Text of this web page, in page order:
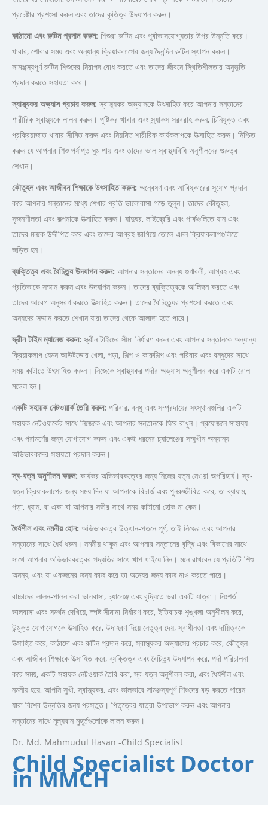
প্রচেষ্টার প্রশংসা করুন এবং তাদের কৃতিত্ব উদযাপন করুন।
কাঠামোএবংরুটিনপ্রদানকরুন: শিশুরা রুটিন এবং পূর্বাভাসযোগ্যতার উপর উন্নতি করে।
খাবার, শোবার সময় এবং অন্যান্য ক্রিয়াকলাপের জন্য দৈনন্দিন রুটিন স্থাপন করুন।
সামঞ্জস্যপূর্ণ রুটিন শিশুদের নিরাপদ বোধ করতে এবং তাদের জীবনে স্থিতিশীলতার অনুভূতি
প্রদান করতে সহায়তা করে।
স্বাস্থ্যকর অভ্যাসপ্রচার করুন: স্বাস্থ্যকর অভ্যাসকে উৎসাহিত করে আপনার সন্তানের
শারীরিক স্বাস্থ্যকে লালন করুন। পুষ্টিকর খাবার এবং স্ন্যাকস সরবরাহ করুন, চিনিযুক্ত এবং
প্রক্রিয়াজাত খাবার সীমিত করুন এবং নিয়মিত শারীরিক কার্যকলাপকে উত্সাহিত করুন। নিশ্চিত
করুন যে আপনার শিশু পর্যাপ্ত ঘুম পায় এবং তাদের ভাল স্বাস্থ্যবিধি অনুশীলনের গুরুত্ব
শেখান।
কৌতূহল এবং আজীবন শিক্ষাকে উৎসাহিত করুন: অন্বেষণ এবং আবিষ্কারের সুযোগ প্রদান
করে আপনার সন্তানের মধ্যে শেখার প্রতি ভালোবাসা গড়ে তুলুন। তাদের কৌতূহল,
সৃজনশীলতা এবং কল্পনাকে উত্সাহিত করুন। যাদুঘর, লাইব্রেরি এবং পার্কগুলিতে যান এবং
তাদের মনকে উদ্দীপিত করে এবং তাদের আগ্রহ জাগিয়ে তোলে এমন ক্রিয়াকলাপগুলিতে
জড়িত হন।
ব্যক্তিত্ব এবং বৈচিত্র্য উদযাপন করুন: আপনার সন্তানের অনন্য গুণাবলী, আগ্রহ এবং
প্রতিভাকে সম্মান করুন এবং উদযাপন করুন। তাদের ব্যক্তিত্বকে আলিঙ্গন করতে এবং
তাদের আবেগ অনুসরণ করতে উত্সাহিত করুন। তাদের বৈচিত্র্যের প্রশংসা করতে এবং
অন্যদের সম্মান করতে শেখান যারা তাদের থেকে আলাদা হতে পারে।
স্ক্রীনটাইমম্যানেজকরুন: স্ক্রীন টাইমের সীমা নির্ধারণ করুন এবং আপনার সন্তানকে অন্যান্য
ক্রিয়াকলাপ যেমন আউটডোর খেলা, পড়া, শিল্প ও কারুশিল্প এবং পরিবার এবং বন্ধুদের সাথে
সময় কাটাতে উৎসাহিত করুন। নিজেকে স্বাস্থ্যকর পর্দার অভ্যাস অনুশীলন করে একটি রোল
মডেল হন।
একটি সহায়কনেটওয়ার্কতৈরি করুন: পরিবার, বন্ধু এবং সম্প্রদায়ের সংস্থানগুলির একটি
সহায়ক নেটওয়ার্কের সাথে নিজেকে এবং আপনার সন্তানকে ঘিরে রাখুন। প্রয়োজনে সাহায্য
এবং পরামর্শের জন্য যোগাযোগ করুন এবং একই ধরনের চ্যালেঞ্জের সম্মুখীন অন্যান্য
অভিভাবকদের সহায়তা প্রদান করুন।
স্ব-যত্নঅনুশীলনকরুন: কার্যকর অভিভাবকত্বের জন্য নিজের যত্ন নেওয়া অপরিহার্য। স্ব-
যত্ন ক্রিয়াকলাপের জন্য সময় দিন যা আপনাকে রিচার্জ এবং পুনরুজ্জীবিত করে, তা ব্যায়াম,
পড়া, ধ্যান, বা একা বা আপনার সঙ্গীর সাথে সময় কাটানো হোক না কেন।
ধৈর্যশীলএবংনমনীয়হোন: অভিভাবকত্ব উত্থান-পতনে পূর্ণ, তাই নিজের এবং আপনার
সন্তানের সাথে ধৈর্য ধরুন। নমনীয় থাকুন এবং আপনার সন্তানের বৃদ্ধি এবং বিকাশের সাথে
সাথে আপনার অভিভাবকত্বের পদ্ধতির সাথে খাপ খাইয়ে নিন। মনে রাখবেন যে প্রতিটি শিশু
অনন্য, এবং যা একজনের জন্য কাজ করে তা অন্যের জন্য কাজ নাও করতে পারে।
বাচ্চাদের লালন-পালন করা ভালবাসা, চ্যালেঞ্জ এবং বৃদ্ধিতে ভরা একটি যাত্রা। নিঃশর্ত
ভালবাসা এবং সমর্থন দেখিয়ে, স্পষ্ট সীমানা নির্ধারণ করে, ইতিবাচক শৃঙ্খলা অনুশীলন করে,
উন্মুক্ত যোগাযোগকে উত্সাহিত করে, উদাহরণ দিয়ে নেতৃত্ব দেয়, স্বাধীনতা এবং দায়িত্বকে
উত্সাহিত করে, কাঠামো এবং রুটিন প্রদান করে, স্বাস্থ্যকর অভ্যাসের প্রচার করে, কৌতূহল
এবং আজীবন শিক্ষাকে উত্সাহিত করে, ব্যক্তিত্ব এবং বৈচিত্র্য উদযাপন করে, পর্দা পরিচালনা
করে সময়, একটি সহায়ক নেটওয়ার্ক তৈরি করা, স্ব-যত্ন অনুশীলন করা, এবং ধৈর্যশীল এবং
নমনীয় হয়ে, আপনি সুখী, স্বাস্থ্যকর, এবং ভালভাবে সামঞ্জস্যপূর্ণ শিশুদের বড় করতে পারেন
যারা বিশ্বে উন্নতির জন্য প্রস্তুত। পিতৃত্বের যাত্রা উপভোগ করুন এবং আপনার
সন্তানের সাথে মূল্যবান মুহূর্তগুলোকে লালন করুন।
Dr. Md. Mahmudul Hasan -Child Specialist
Child Specialist Doctor
in MMCH